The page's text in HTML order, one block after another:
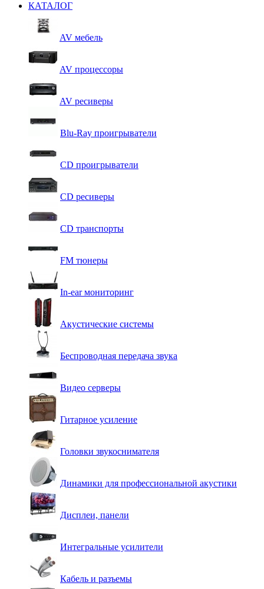
КАТАЛОГ
AV мебель
AV процессоры
AV ресиверы
Blu-Ray проигрыватели
CD проигрыватели
CD ресиверы
CD транспорты
FM тюнеры
In-ear мониторинг
Акустические системы
Беспроводная передача звука
Видео серверы
Гитарное усиление
Головки звукоснимателя
Динамики для профессиональной акустики
Дисплеи, панели
Интегральные усилители
Кабель и разъемы